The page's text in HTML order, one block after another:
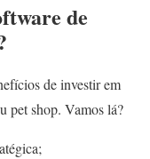
de
de investir em
pet shop. Vamos lá?